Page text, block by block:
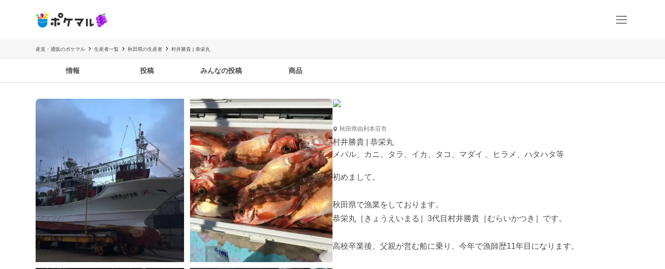
産直・通販のポケマル 生産者一覧 秋田県の生産者 村井勝貴 | 恭栄丸
情報 投稿 みんなの投稿 商品
秋田県由利本荘市
村井勝貴 | 恭栄丸
メバル、カニ、タラ、イカ、タコ、マダイ 、ヒラメ、ハタハタ等
初めまして。
秋田県で漁業をしております。
恭栄丸［きょうえいまる］3代目村井勝貴［むらいかつき］です。
高校卒業後、父親が営む船に乗り、今年で漁師歴11年目になります。